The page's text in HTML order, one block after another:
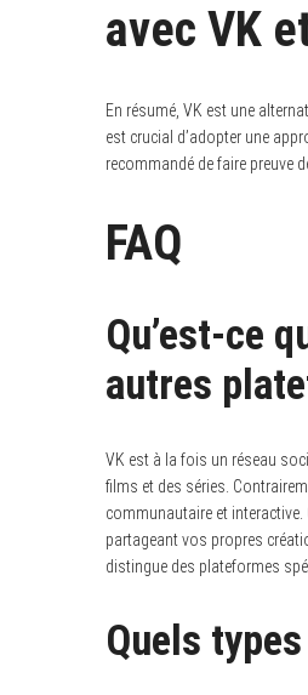
avec VK
En résumé, VK est une
est crucial d’adopter une
recommandé de faire preuve
FAQ
Qu’est-ce
autres
VK est à la fois un réseau
films et des séries.
communautaire et interactive.
partageant vos propres
distingue des plateformes
Quels